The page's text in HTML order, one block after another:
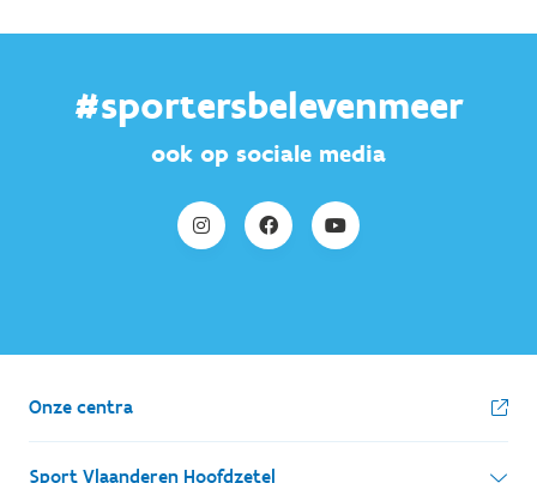
#sportersbelevenmeer
ook op sociale media
Onze centra
Sport Vlaanderen Hoofdzetel